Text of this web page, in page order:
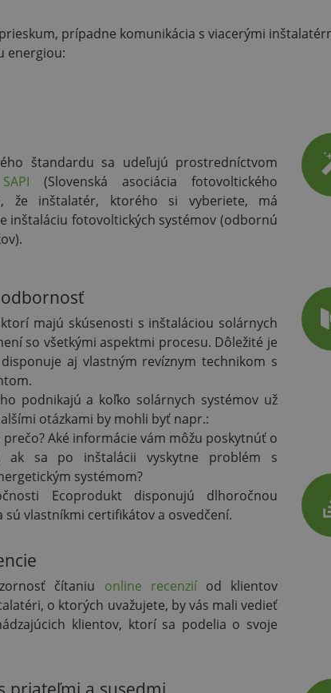
prípadne komunikácia s viacerými
energiou:
štandardu sa udeľujú prostredníctvom
SAPI (Slovenská asociácia fotovoltického
že inštalatér, ktorého si vyberiete, má
inštaláciu fotovoltických systémov (odbornú
majú skúsenosti s inštaláciou solárnych
so všetkými aspektmi procesu. Dôležité je
aj vlastným revíznym technikom s
podnikajú a koľko solárnych systémov už
otázkami by mohli byť napr.:
Aké informácie vám môžu poskytnúť o
ak sa po inštalácii vyskytne problém s
systémom?
Ecoprodukt disponujú dlhoročnou
sú vlastníkmi certifikátov a osvedčení.
čítaniu online recenziíod klientov
o ktorých uvažujete, by vás mali vedieť
klientov, ktorí sa podelia o svoje
priateľmi a susedmi